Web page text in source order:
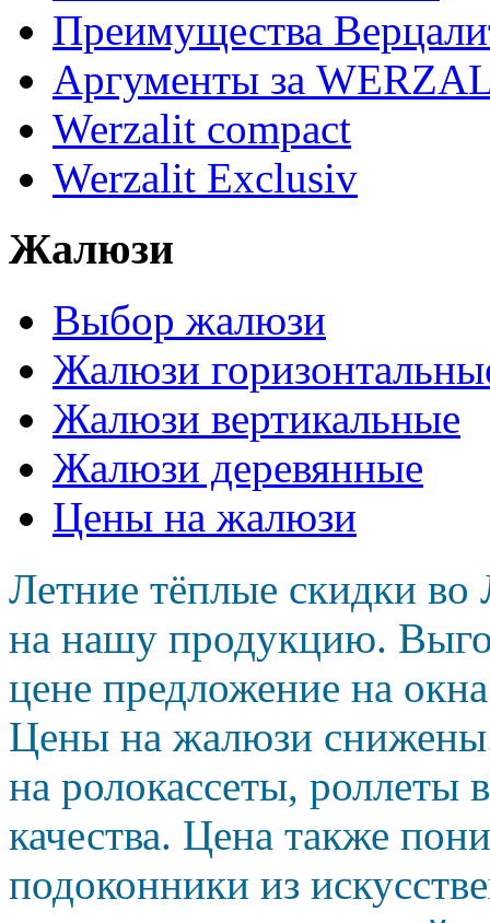
Преимущества
Аргументы за
Werzalit compact
Werzalit Exclusiv
Жалюзи
Выбор жалюзи
Жалюзи
Жалюзи вертикальные
Жалюзи деревянные
Цены на жалюзи
Летние тёплые скидки во
на нашу продукцию.
цене предложение на
Цены на жалюзи
на ролокассеты, роллеты
качества. Цена также
подоконники из